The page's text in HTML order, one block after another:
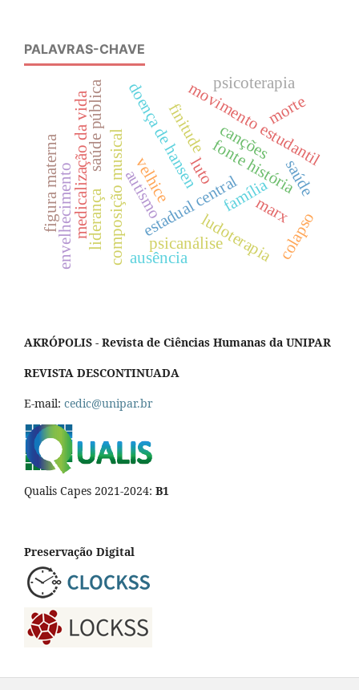
PALAVRAS-CHAVE
estadual central
movimento estudantil
luto
autismo família
composição musical canções
fonte história
doença de hansen saúde
saúde pública
medicalização da vida velhice
envelhecimento marx
figura materna
ludoterapia
psicoterapia
psicanálise
finitude morte
colapso
ausência
liderança
AKRÓPOLIS - Revista de Ciências Humanas da UNIPAR
REVISTA DESCONTINUADA
E-mail: cedic@unipar.br
Qualis Capes 2021-2024: B1
Preservação Digital